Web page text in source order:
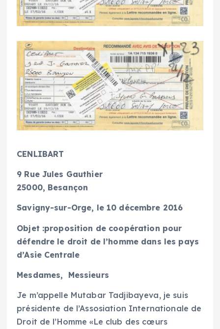
CENLIBART
9 Rue Jules Gauthier
25000, Besançon
Savigny-sur-Orge, le 10 décembre 2016
Objet :proposition de coopération pour
défendre le droit de l’homme dans les pays
d’Asie Centrale
Mesdames, Messieurs
Je m’appelle Mutabar Tadjibayeva, je suis
présidente de l’Assosiation Internationale de
Droit de l’Homme «Le club des cœurs